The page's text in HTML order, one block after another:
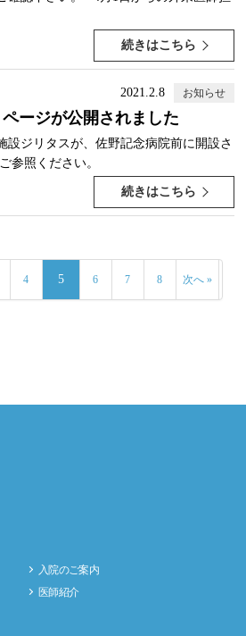
続きはこちら
2021.2.8 お知らせ
ージが公開されました
設ジリタスが、佐野記念病院前に開設さ
参照ください。
続きはこちら
4 5 6 7 8 次へ »
入院のご案内
医師紹介